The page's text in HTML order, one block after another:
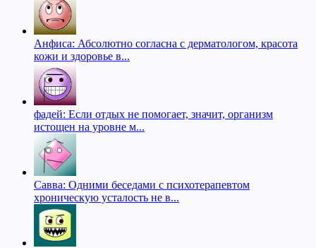
Анфиса: Абсолютно согласна с дерматологом, красота
кожи и здоровье в...
фадей: Если отдых не помогает, значит, организм
истощен на уровне м...
Савва: Одними беседами с психотерапевтом
хроническую усталость не в...